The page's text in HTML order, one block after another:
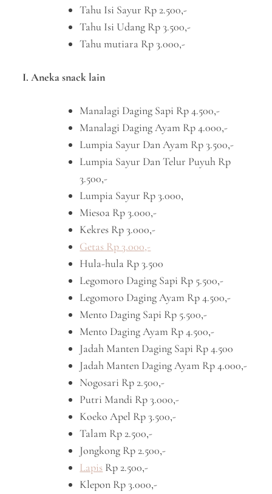
Tahu Isi Sayur Rp 2.500,-
Tahu Isi Udang Rp 3.500,-
Tahu mutiara Rp 3.000,-
I. Aneka snack lain
Manalagi Daging Sapi Rp 4.500,-
Manalagi Daging Ayam Rp 4.000,-
Lumpia Sayur Dan Ayam Rp 3.500,-
Lumpia Sayur Dan Telur Puyuh Rp
3.500,-
Lumpia Sayur Rp 3.000,
Miesoa Rp 3.000,-
Kekres Rp 3.000,-
Getas Rp 3.000,-
Hula-hula Rp 3.500
Legomoro Daging Sapi Rp 5.500,-
Legomoro Daging Ayam Rp 4.500,-
Mento Daging Sapi Rp 5.500,-
Mento Daging Ayam Rp 4.500,-
Jadah Manten Daging Sapi Rp 4.500
Jadah Manten Daging Ayam Rp 4.000,-
Nogosari Rp 2.500,-
Putri Mandi Rp 3.000,-
Koeko Apel Rp 3.500,-
Talam Rp 2.500,-
Jongkong Rp 2.500,-
Lapis Rp 2.500,-
Klepon Rp 3.000,-